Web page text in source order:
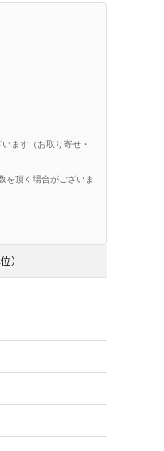
ます（お取り寄せ・
を頂く場合がございま
）